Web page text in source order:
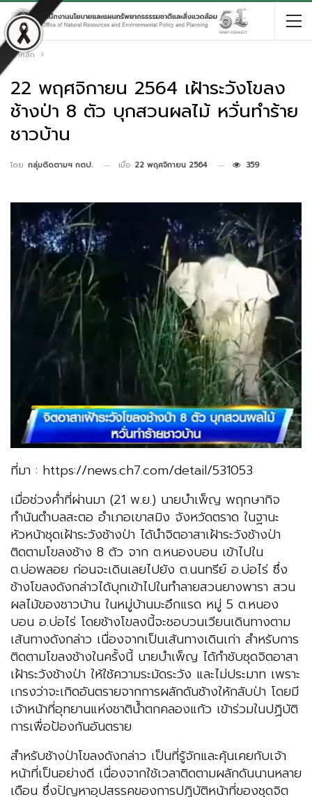
หน้าหลัก
22 พฤศจิกายน 2564 เฝ้าระวังโขลง
ช้างป่า 8 ตัว บุกสวนผลไม้ หวั่นทำร้าย
ชาวบ้าน
โดย กลุ่มติดตามฯ กตป. เมื่อ 22 พฤศจิกายน 2564 359
ที่มา : https://news.ch7.com/detail/531053
เมื่อช่วงค่ำที่ผ่านมา (21 พ.ย.) นายบำเพ็ญ พฤกษากิจ
กำนันตำบลสะตอ อำเภอเขาสมิง จังหวัดตราด ในฐานะ
หัวหน้าชุดเฝ้าระวังช้างป่า ได้นำจิตอาสาเฝ้าระวังช้างป่า
ติดตามโขลงช้าง 8 ตัว จาก ต.หนองบอน เข้าไปใน
ต.บ่อพลอย ก่อนจะเดินเลยไปยัง ต.นนทรีย์ อ.บ่อไร่ ซึ่ง
ช้างโขลงดังกล่าวได้บุกเข้าไปในทำลายสวนยางพารา สวน
ผลไม้ของชาวบ้าน ในหมู่บ้านมะอึกแรด หมู่ 5 ต.หนอง
บอน อ.บ่อไร่ โดยช้างโขลงนี้จะชอบวนเวียนเดินทางตาม
เส้นทางดังกล่าว เนื่องจากเป็นเส้นทางเดินเก่า สำหรับการ
ติดตามโขลงช้างในครั้งนี้ นายบำเพ็ญ ได้กำชับชุดจิตอาสา
เฝ้าระวังช้างป่า ให้ใช้ความระมัดระวัง และไม่ประมาท เพราะ
เกรงว่าจะเกิดอันตรายจากการผลักดันช้างให้กลับป่า โดยมี
เจ้าหน้าที่อุทยานแห่งชาติน้ำตกคลองแก้ว เข้าร่วมในปฏิบัติ
การเพื่อป้องกันอันตราย
สำหรับช้างป่าโขลงดังกล่าว เป็นที่รู้จักและคุ้นเคยกับเจ้า
หน้าที่เป็นอย่างดี เนื่องจากใช้เวลาติดตามผลักดันนานหลาย
เดือน ซึ่งปัญหาอุปสรรคของการปฏิบัติหน้าที่ของชุดจิต